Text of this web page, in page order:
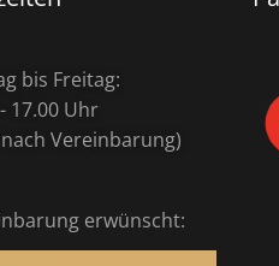
bis Freitag:
17.00 Uhr
Vereinbarung)
erwünscht: